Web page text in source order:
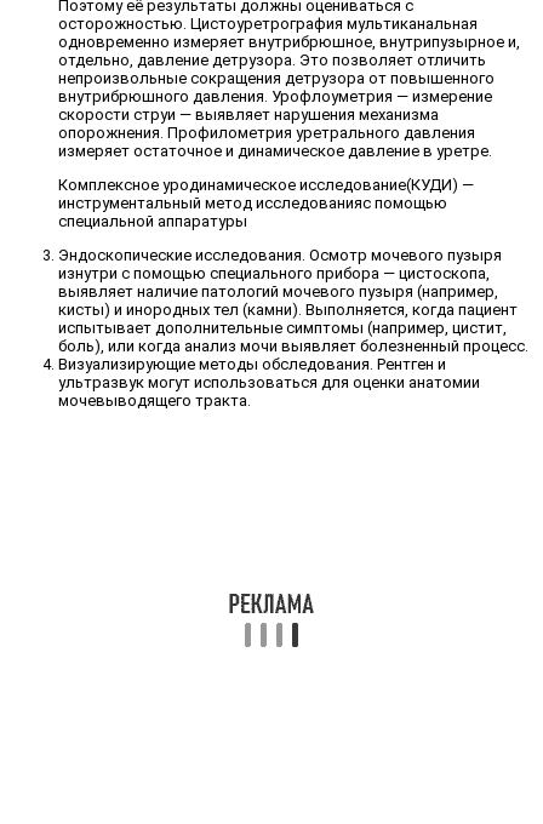
Поэтому её результаты должны оцениваться с
осторожностью. Цистоуретрография мультиканальная
одновременно измеряет внутрибрюшное, внутрипузырное и,
отдельно, давление детрузора. Это позволяет отличить
непроизвольные сокращения детрузора от повышенного
внутрибрюшного давления. Урофлоуметрия — измерение
скорости струи — выявляет нарушения механизма
опорожнения. Профилометрия уретрального давления
измеряет остаточное и динамическое давление в уретре.
Комплексное уродинамическое исследование(КУДИ) —
инструментальный метод исследованияс помощью
специальной аппаратуры
Эндоскопические исследования. Осмотр мочевого пузыря
изнутри с помощью специального прибора — цистоскопа,
выявляет наличие патологий мочевого пузыря (например,
кисты) и инородных тел (камни). Выполняется, когда пациент
испытывает дополнительные симптомы (например, цистит,
боль), или когда анализ мочи выявляет болезненный процесс.
Визуализирующие методы обследования. Рентген и
ультразвук могут использоваться для оценки анатомии
мочевыводящего тракта.